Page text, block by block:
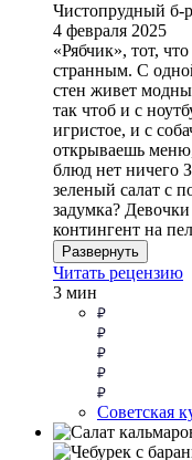
Чистопрудный б-
4 февраля 2025
«Рябчик», тот,
странным. С
стен живет
так чтоб и с
игристое, и с
открываешь
блюд нет ничего
зеленый салат с
задумка?
контингент на
Развернуть
Читать рецензию
3 мин
Советская